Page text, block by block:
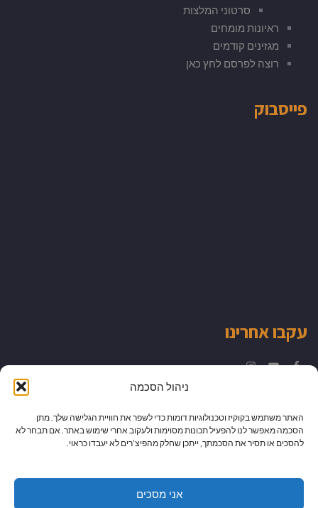
ניהול הסכמה
האתר משתמש בקוקיז וטכנולוגיות דומות כדי לשפר את חוויית הגלישה שלך. מתן
הסכמה מאפשר לנו להפעיל תכונות מסוימות ולעקוב אחרי שימוש באתר. אם תבחר לא
להסכים או תסיר את הסכמתך, ייתכן שחלק מהפיצ’רים לא יעבדו כראוי.
אני מסכים
סרטוני המלצות
ראיונות מומחים
מגזינים קודמים
רוצה לפרסם לחץ כאן
פייסבוק
עקבו אחרינו